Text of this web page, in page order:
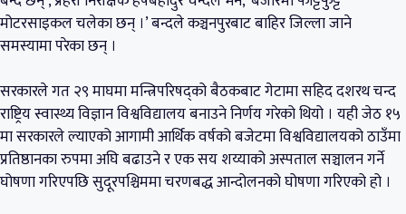
मोटरसाइकल चलेका छन् ।’ बन्दले कञ्चनपुरबाट बाहिर जिल्ला जाने
समस्यामा परेका छन् ।
सरकारले गत २९ माघमा मन्त्रिपरिषद्को बैठकबाट गेटामा सहिद दशरथ चन्द
राष्ट्रिय स्वास्थ्य विज्ञान विश्वविद्यालय बनाउने निर्णय गरेको थियो । यही जेठ १५
मा सरकारले ल्याएको आगामी आर्थिक वर्षको बजेटमा विश्वविद्यालयको ठाउँमा
प्रतिष्ठानका रुपमा अघि बढाउने र एक सय शय्याको अस्पताल सञ्चालन गर्ने
घोषणा गरिएपछि सुदूरपश्चिममा चरणबद्ध आन्दोलनको घोषणा गरिएको हो ।